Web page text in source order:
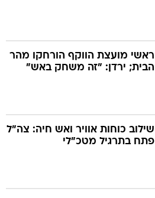
ראשי מועצת הווקף הורחקו מהר
הבית; ירדן: "זה משחק באש"
שילוב כוחות אוויר ואש חיה: צה"ל
פתח בתרגיל מטכ"לי